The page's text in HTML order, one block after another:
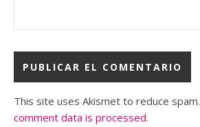
This site uses Akismet to reduce spam.
comment data is processed.